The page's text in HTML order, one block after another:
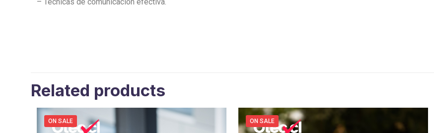
Related products
ON SALE ON SALE